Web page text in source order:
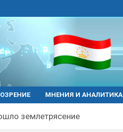
МНЕНИЯ И АНАЛИТИКА
землетрясение